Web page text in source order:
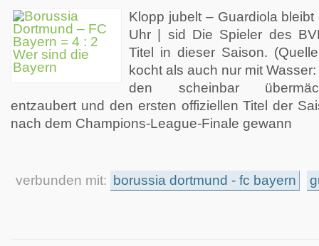
Klopp jubelt – Guardiola
Uhr | sid Die Spieler des
Titel in dieser Saison.
kocht als auch nur mit
den scheinbar
entzaubert und den ersten offiziellen Titel der
nach dem Champions-League-Finale gewann
verbunden mit: borussia dortmund - fc bayern